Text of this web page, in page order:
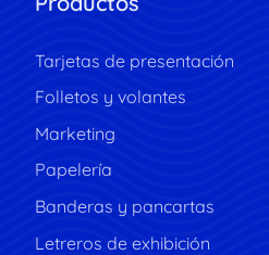
Tarjetas de presentación
Folletos y volantes
Marketing
Papelería
Banderas y pancartas
Letreros de exhibición